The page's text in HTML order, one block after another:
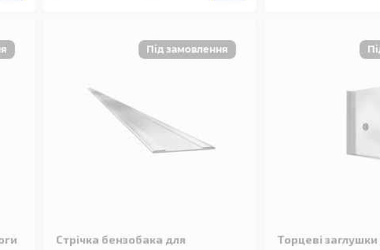
Стрічка бензобака для
Торцеві